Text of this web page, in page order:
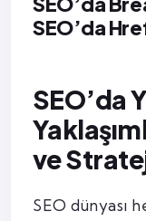
SEO’da
SEO’da
ve
SEO dünyası